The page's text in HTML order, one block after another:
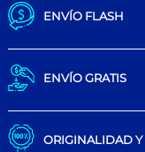
ENVÍO FLASH
ENVÍO GRATIS
ORIGINALIDAD Y